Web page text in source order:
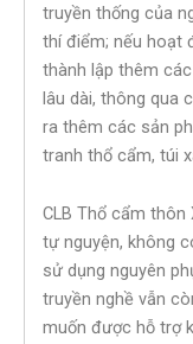
truyền thống của
thí điểm; nếu hoạt
thành lập thêm
lâu dài, thông qua
ra thêm các sản
tranh thổ cẩm, túi
CLB Thổ cẩm
tự nguyện, không
sử dụng nguyên
truyền nghề vẫn
muốn được hỗ trợ